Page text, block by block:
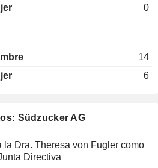
Südzucker AG
la Dra. Theresa von Fugler como
Directiva
0
14
6